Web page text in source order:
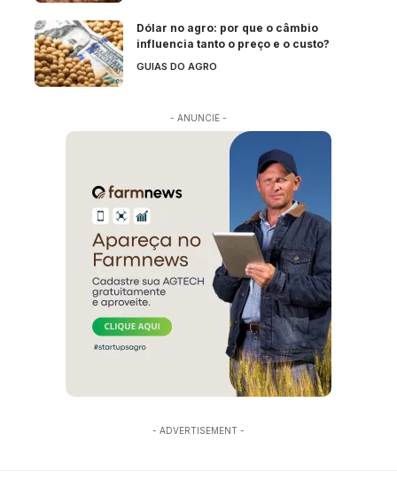
Dólar no agro: por que o câmbio
influencia tanto o preço e o custo?
GUIAS DO AGRO
- ANUNCIE -
- ADVERTISEMENT -